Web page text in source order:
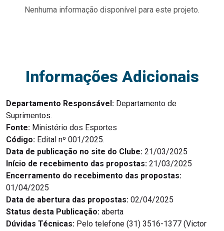
Nenhuma informação disponível para este projeto.
Informações Adicionais
Departamento Responsável: Departamento de
Suprimentos.
Fonte: Ministério dos Esportes
Código: Edital nº 001/2025.
Data de publicação no site do Clube: 21/03/2025
Início de recebimento das propostas: 21/03/2025
Encerramento do recebimento das propostas:
01/04/2025
Data de abertura das propostas: 02/04/2025
Status desta Publicação: aberta
Dúvidas Técnicas: Pelo telefone (31) 3516-1377 (Victor